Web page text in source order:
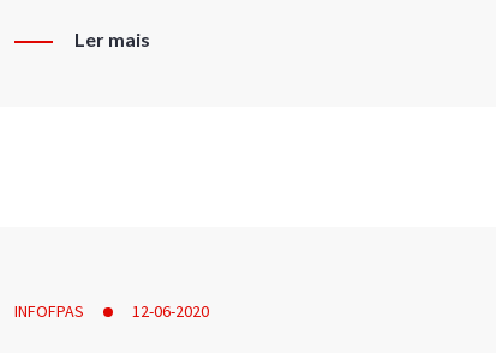
Ler mais
INFOFPAS 12-06-2020